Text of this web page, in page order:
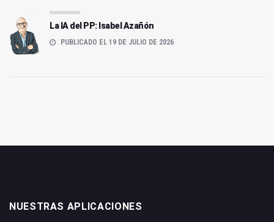
La IA del PP: Isabel Azañón
PUBLICADO EL 19 DE JULIO DE 2026
NUESTRAS APLICACIONES